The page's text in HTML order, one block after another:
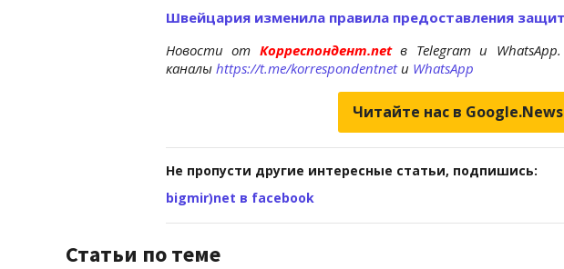
Швейцария изменила правила предоставления
Новости от Корреспондент.netв Telegram и
каналы https://t.me/korrespondentnetи WhatsApp
Читайте нас в Google.News
Не пропусти другие интересные статьи, подпишись:
bigmir)net в facebook
Статьи по теме